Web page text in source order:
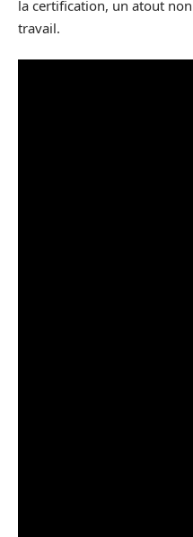
la certification, un atout
travail.